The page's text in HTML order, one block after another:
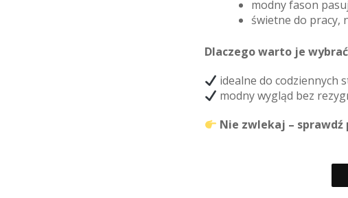
modny fason
świetne do pracy,
Dlaczego warto je
idealne do codziennych
modny wygląd bez
Nie zwlekaj –